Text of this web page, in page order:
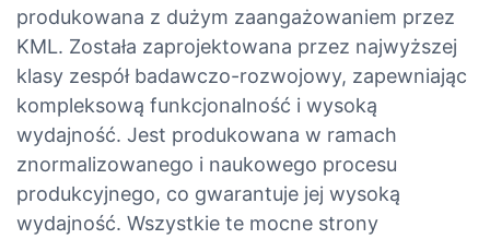
produkowana z dużym zaangażowaniem przez
KML. Została zaprojektowana przez najwyższej
klasy zespół badawczo-rozwojowy, zapewniając
kompleksową funkcjonalność i wysoką
wydajność. Jest produkowana w ramach
znormalizowanego i naukowego procesu
produkcyjnego, co gwarantuje jej wysoką
wydajność. Wszystkie te mocne strony